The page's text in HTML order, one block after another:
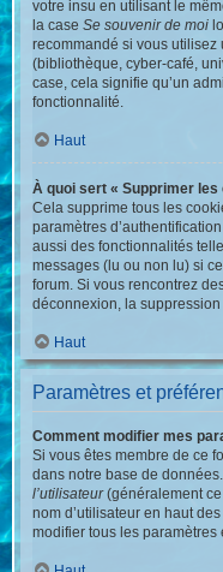
votre insu en utilisant le
la caseSe souvenir de moi
recommandé si vous
(bibliothèque, cyber-café,
case, cela signifie qu’un
fonctionnalité.
Haut
À quoi sert « Supprimer les
Cela supprime tous les
paramètres
aussi des fonctionnalités
messages (lu ou non lu) si
forum. Si vous rencontrez
déconnexion, la
Haut
Paramètres et
Comment modifier mes
Si vous êtes membre de ce
dans notre base de
l’utilisateur(généralement
nom d’utilisateur en haut
modifier tous les